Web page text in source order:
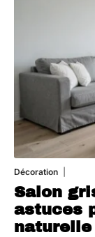
Décoration
Salon
astuces
naturelle